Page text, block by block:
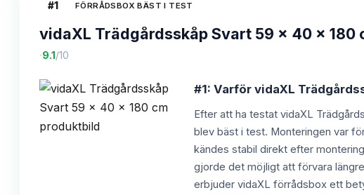
#1 FÖRRÅDSBOX BÄST I TEST
vidaXL Trädgårdsskåp Svart 59 x 40 x 180
·9.1 /10
#1: Varför vidaXL
Efter att ha testat vidaXL
blev bäst i test. Monteringen var
kändes stabil direkt efter
gjorde det möjligt att förvara
erbjuder vidaXL förrådsbox ett